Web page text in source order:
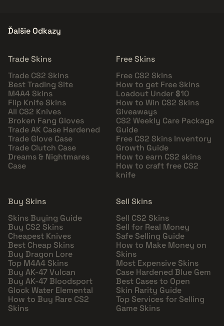
Ďalšie Odkazy
Trade Skins
Trade CS2 Skins
Best Trading Site
M4A4 Skins
Flip Knife Skins
All CS2 Knives
Broken Fang Gloves
Trade AK Case Hardened
Trade Glove Case
Trade Clutch Case
Dreams & Nightmares
Case
Free Skins
Free CS2 Skins
How to get Free Skins
Loadout Under $10
How to Win CS2 Skins
Giveaways
CS2 Weekly Care Package
Guide
Free CS2 Skins Inventory
Growth Guide
How to earn CS2 skins
How to craft free CS2
knife
Buy Skins
Skins Buying Guide
Buy CS2 Skins
Cheapest Knives
Best Cheap Skins
Buy Dragon Lore
Top M4A4 Skins
Buy AK-47 Vulcan
Buy AK-47 Bloodsport
Glock Water Elemental
How to Buy Rare CS2
Skins
Sell Skins
Sell CS2 Skins
Sell for Real Money
Safe Selling Guide
How to Make Money on
Skins
Most Expensive Skins
Case Hardened Blue Gem
Best Cases to Open
Skin Rarity Guide
Top Services for Selling
Game Skins